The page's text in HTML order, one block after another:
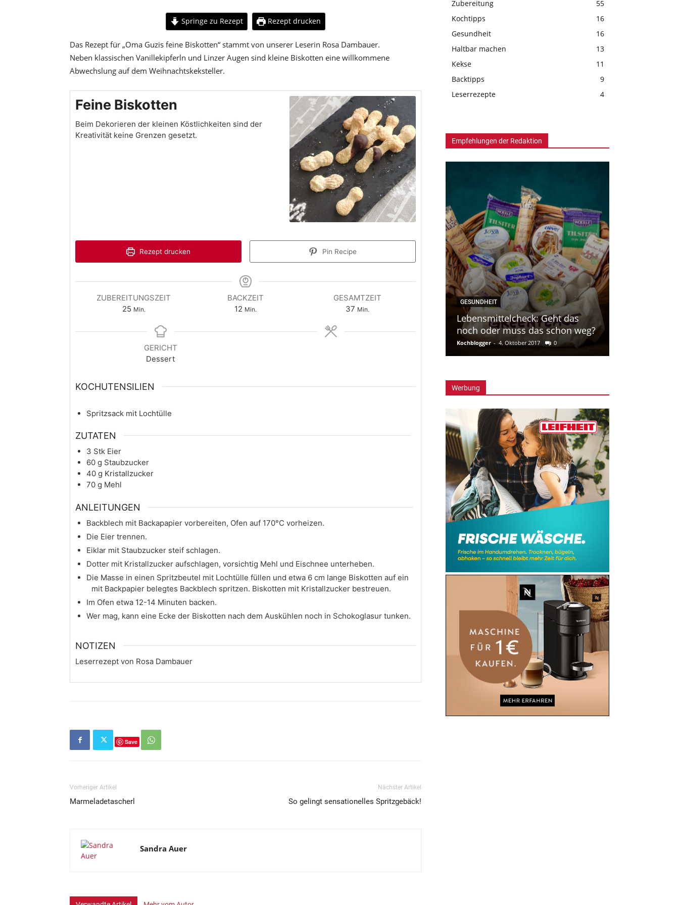
Springe zu Rezept Rezept drucken
Das Rezept für „Oma Guzis feine Biskotten“ stammt von unserer Leserin Rosa Dambauer.
Neben klassischen Vanillekipferln und Linzer Augen sind kleine Biskotten eine willkommene
Abwechslung auf dem Weihnachtskeksteller.
Feine Biskotten
Beim Dekorieren der kleinen Köstlichkeiten sind der
Kreativität keine Grenzen gesetzt.
Rezept drucken Pin Recipe
ZUBEREITUNGSZEIT
25Minuten
Min.
BACKZEIT
12Minuten
Min.
GESAMTZEIT
37Minuten
Min.
GERICHT
Dessert
KOCHUTENSILIEN
Spritzsack mit Lochtülle
ZUTATEN
3 Stk Eier
60 g Staubzucker
40 g Kristallzucker
70 g Mehl
ANLEITUNGEN
Backblech mit Backapapier vorbereiten, Ofen auf 170°C vorheizen.
Die Eier trennen.
Eiklar mit Staubzucker steif schlagen.
Dotter mit Kristallzucker aufschlagen, vorsichtig Mehl und Eischnee unterheben.
Die Masse in einen Spritzbeutel mit Lochtülle füllen und etwa 6 cm lange Biskotten auf ein
mit Backpapier belegtes Backblech spritzen. Biskotten mit Kristallzucker bestreuen.
Im Ofen etwa 12-14 Minuten backen.
Wer mag, kann eine Ecke der Biskotten nach dem Auskühlen noch in Schokoglasur tunken.
NOTIZEN
Leserrezept von Rosa Dambauer
Save
Vorheriger Artikel
Marmeladetascherl
Nächster Artikel
So gelingt sensationelles Spritzgebäck!
Sandra Auer
Zubereitung
55
Kochtipps
16
Gesundheit
16
Haltbar machen
13
Kekse
11
Backtipps
9
Leserrezepte
4
Empfehlungen der Redaktion
GESUNDHEIT
ziehen
GESUNDHEIT
noch oder muss das schon weg?
GESUNDHEIT
Superfood Hagebutte
Chefredakteurin - 6. Oktober 2022 0
Werbung